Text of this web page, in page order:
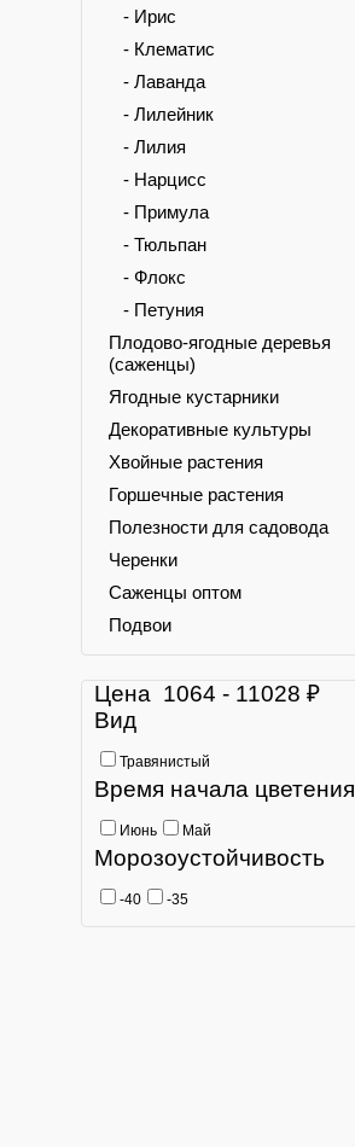
- Ирис
- Клематис
- Лаванда
- Лилейник
- Лилия
- Нарцисс
- Примула
- Тюльпан
- Флокс
- Петуния
Плодово-ягодные деревья
(саженцы)
Ягодные кустарники
Декоративные культуры
Хвойные растения
Горшечные растения
Полезности для садовода
Черенки
Саженцы оптом
Подвои
Цена 1064 - 11028 ₽
Вид
Травянистый
Время начала цветения
Июнь Май
Морозоустойчивость
-40 -35